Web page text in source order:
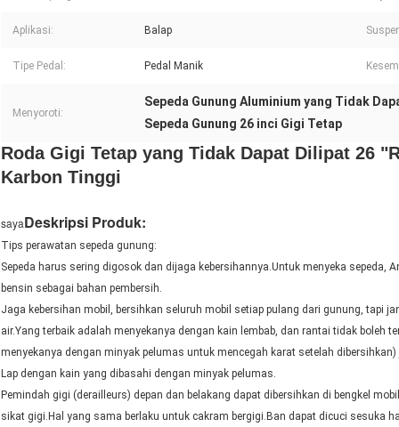
Aplikasi: Balap
Tipe Pedal: Pedal Manik
Menyoroti:
Sepeda Gunung Aluminium yang Tidak
Sepeda Gunung 26 inci Gigi Tetap
Roda Gigi Tetap yang Tidak Dapat Dilipat 26
Karbon Tinggi
sayaDeskripsi Produk:
Tips perawatan sepeda gunung:
Sepeda harus sering digosok dan dijaga kebersihannya.Untuk menyeka sepeda,
bensin sebagai bahan pembersih.
Jaga kebersihan mobil, bersihkan seluruh mobil setiap pulang dari gunung, tapi
air.Yang terbaik adalah menyekanya dengan kain lembab, dan rantai tidak boleh
menyekanya dengan minyak pelumas untuk mencegah karat setelah
Lap dengan kain yang dibasahi dengan minyak pelumas.
Pemindah gigi (derailleurs) depan dan belakang dapat dibersihkan di bengkel
sikat gigi.Hal yang sama berlaku untuk cakram bergigi.Ban dapat dicuci sesuka